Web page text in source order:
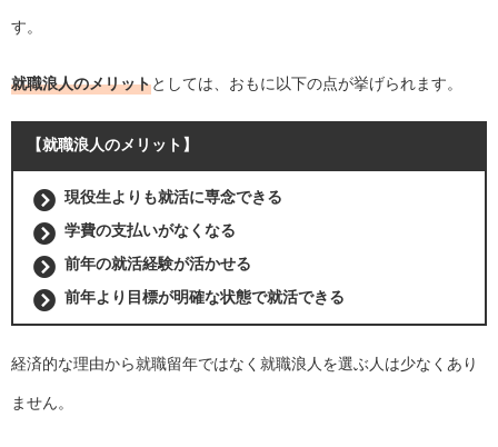
す。
就職浪人のメリットとしては、おもに以下の点が挙げられます。
【就職浪人のメリット】
現役生よりも就活に専念できる
学費の支払いがなくなる
前年の就活経験が活かせる
前年より目標が明確な状態で就活できる
経済的な理由から就職留年ではなく就職浪人を選ぶ人は少なくあり
ません。